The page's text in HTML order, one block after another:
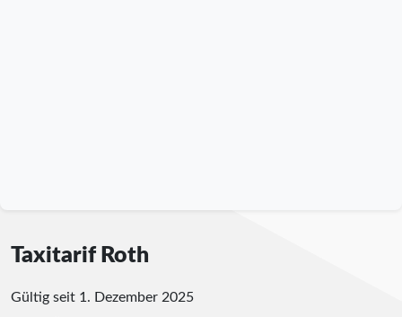
Taxitarif Roth
Gültig seit 1. Dezember 2025